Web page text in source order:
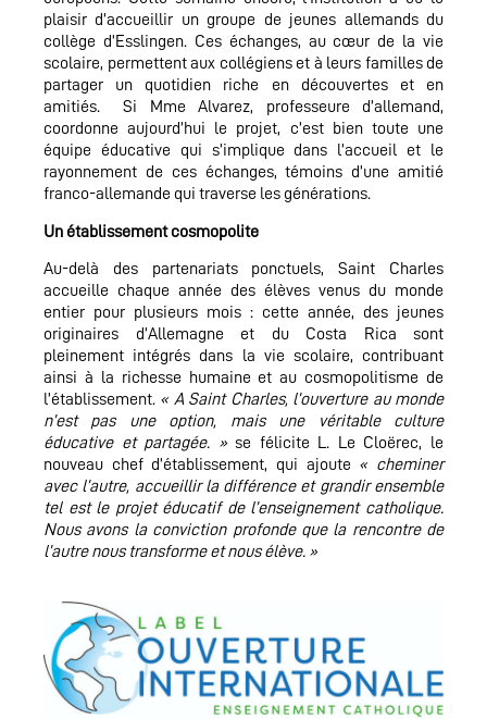
plaisir d’accueillir un groupe de jeunes allemands du
collège d’Esslingen. Ces échanges, au cœur de la vie
scolaire, permettent aux collégiens et à leurs familles de
partager un quotidien riche en découvertes et en
amitiés. Si Mme Alvarez, professeure d’allemand,
coordonne aujourd’hui le projet, c’est bien toute une
équipe éducative qui s’implique dans l’accueil et le
rayonnement de ces échanges, témoins d’une amitié
franco-allemande qui traverse les générations.
Un établissement cosmopolite
Au-delà des partenariats ponctuels, Saint Charles
accueille chaque année des élèves venus du monde
entier pour plusieurs mois : cette année, des jeunes
originaires d’Allemagne et du Costa Rica sont
pleinement intégrés dans la vie scolaire, contribuant
ainsi à la richesse humaine et au cosmopolitisme de
l’établissement. « A Saint Charles, l’ouverture au monde
n’est pas une option, mais une véritable culture
éducative et partagée. »se félicite L. Le Cloërec, le
nouveau chef d’établissement, qui ajoute « cheminer
avec l’autre, accueillir la différence et grandir ensemble
tel est le projet éducatif de l’enseignement catholique.
Nous avons la conviction profonde que la rencontre de
l’autre nous transforme et nous élève. »